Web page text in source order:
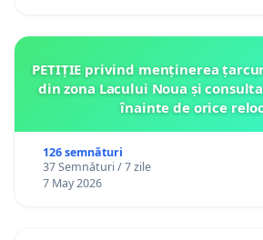
PETIȚIE privind menținerea
din zona Lacului Noua și
înainte de orice
126 semnături
37 Semnături / 7 zile
7 May 2026